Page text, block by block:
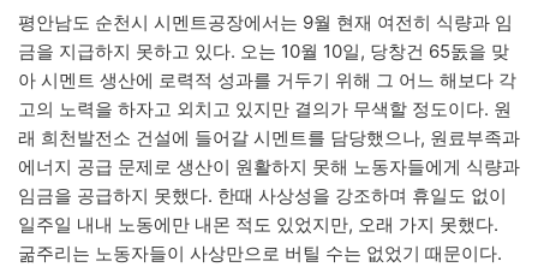
평안남도 순천시 시멘트공장에서는 9월 현재 여전히 식량과 임
금을 지급하지 못하고 있다. 오는 10월 10일, 당창건 65돐을 맞
아 시멘트 생산에 로력적 성과를 거두기 위해 그 어느 해보다 각
고의 노력을 하자고 외치고 있지만 결의가 무색할 정도이다. 원
래 희천발전소 건설에 들어갈 시멘트를 담당했으나, 원료부족과
에너지 공급 문제로 생산이 원활하지 못해 노동자들에게 식량과
임금을 공급하지 못했다. 한때 사상성을 강조하며 휴일도 없이
일주일 내내 노동에만 내몬 적도 있었지만, 오래 가지 못했다.
굶주리는 노동자들이 사상만으로 버틸 수는 없었기 때문이다.